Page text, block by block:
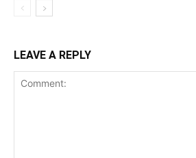
LEAVE A REPLY